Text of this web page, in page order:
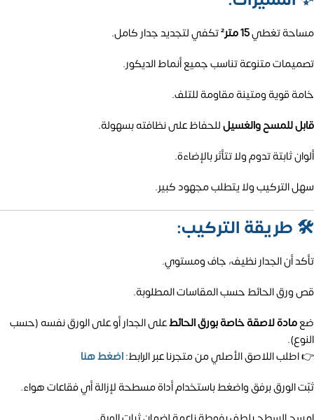
مساحة تغطي15 متر²
تكفي لتجديد جدار كامل.
تصميمات متنوعة تناسب جميع أنماط الديكور.
خامة قوية ومتينة مقاومة للتلف.
قابل للمسح والغسيلللحفاظ على نظافته بسهولة.
ألوان ثابتة تدوم ولا تتأثر بالإضاءة.
سهل التركيب ولا يتطلب مجهود كبير.
🛠️ طريقة التركيب:
تأكد أن الجدار نظيف، جاف ومستوي.
قص ورق الحائط حسب المقاسات المطلوبة.
ضعمادة لاصقة خاصة بورق الحائطعلى الجدار أو على الورق نفسه (حسب
النوع).
👉 اطلب اللاصق الأصلي من متجرنا عبر الرابط:اضغط هنا
ثبّت الورق برفق واضغط باستخدام أداة مسطحة لإزالة أي فقاعات هواء.